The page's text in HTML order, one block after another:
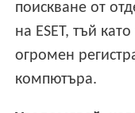
поискване от
на ESET, тъй
огромен
компютъра.